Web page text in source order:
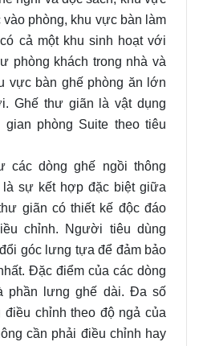
phòng, khu vực bàn làm
cả một khu sinh hoạt với
phòng khách trong nhà và
vực bàn ghế phòng ăn lớn
Ghế thư giãn là vật dụng
gian phòng Suite theo tiêu
dòng ghế ngồi thông
sự kết hợp đặc biệt giữa
giãn có thiết kế độc đáo
chỉnh. Người tiêu dùng
góc lưng tựa để đảm bảo
Đặc điểm của các dòng
phần lưng ghế dài. Đa số
điều chỉnh theo độ ngả của
cần phải điều chỉnh hay